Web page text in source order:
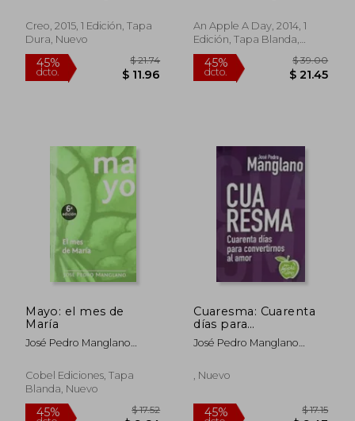
45%
dcto. $ 28.14
45%
dcto.
Creo, 2015, 1 Edición, Tapa
Dura, Nuevo
An Apple A Day, 2014, 1
Edición, Tapa Blanda,
Usado
Mayo: el mes de
María
José Pedro Manglano
Cobel Ediciones, Tapa
Blanda, Nuevo
Cuaresma: Cuarenta
días para
convertirnos al amor
(an Apple a day nº 13)
José Pedro Manglano
, Nuevo